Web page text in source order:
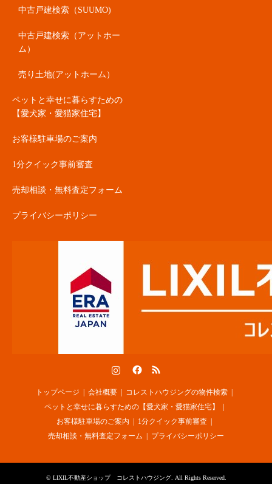
中古戸建検索（SUUMO)
中古戸建検索（アットホー
ム）
売り土地(アットホーム）
ペットと幸せに暮らすための
【愛犬家・愛猫家住宅】
お客様駐車場のご案内
1分クイック事前審査
売却相談・無料査定フォーム
プライバシーポリシー
トップページ 会社概要
コレストハウジングの物件検索
ペットと幸せに暮らすための【愛犬家・愛猫家住宅】
お客様駐車場のご案内
1分クイック事前審査
売却相談・無料査定フォーム
プライバシーポリシー
© LIXIL不動産ショップ コレストハウジング. All Rights Reserved.